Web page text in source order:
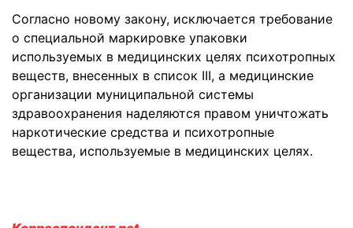
Согласно новому закону, исключается требование
о специальной маркировке упаковки
используемых в медицинских целях психотропных
веществ, внесенных в список III, а медицинские
организации муниципальной системы
здравоохранения наделяются правом уничтожать
наркотические средства и психотропные
вещества, используемые в медицинских целях.